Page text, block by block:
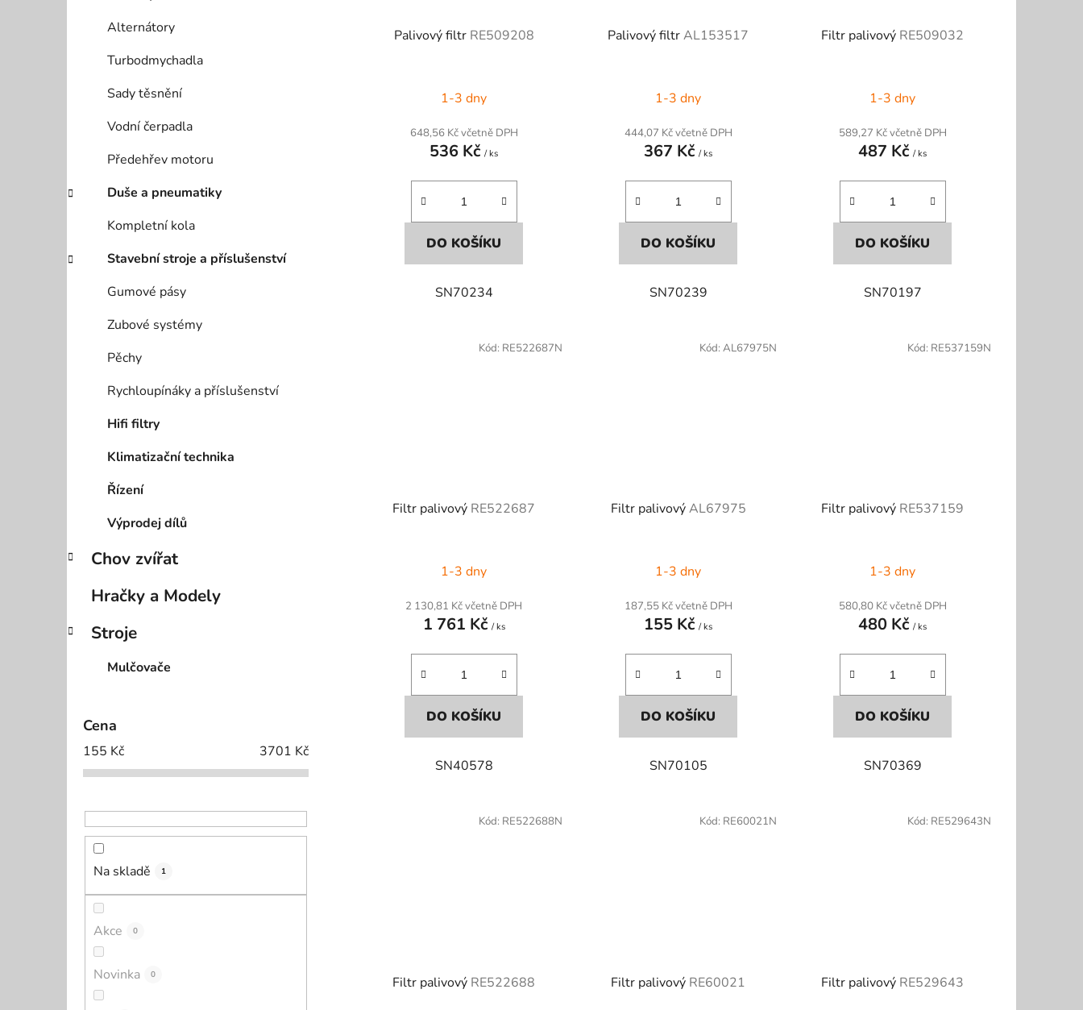
Alternátory
Turbodmychadla
Sady těsnění
Vodní čerpadla
Předehřev motoru
Duše a pneumatiky
Kompletní kola
Stavební stroje a příslušenství
Gumové pásy
Zubové systémy
Pěchy
Rychloupínáky a příslušenství
Hifi filtry
Klimatizační technika
Řízení
Výprodej dílů
Chov zvířat
Hračky a Modely
Stroje
Mulčovače
Cena
155 Kč 3701 Kč
Na skladě 1
Akce 0
Novinka 0
Palivový filtr RE509208
1-3 dny
648,56 Kč včetně DPH
536 Kč/ ks
DO KOŠÍKU
SN70234
Palivový filtrAL153517
1-3 dny
444,07 Kč včetně DPH
367 Kč/ ks
DO KOŠÍKU
SN70239
Filtr palivový RE509032
1-3 dny
589,27 Kč včetně DPH
487 Kč/ ks
DO KOŠÍKU
SN70197
Filtr palivový RE522687
1-3 dny
2 130,81 Kč včetně DPH
1 761 Kč / ks
DO KOŠÍKU
SN40578
Kód: RE522687N
Filtr palivovýAL67975
1-3 dny
187,55 Kč včetně DPH
155 Kč/ ks
DO KOŠÍKU
SN70105
Kód: AL67975N
Filtr palivový RE537159
1-3 dny
580,80 Kč včetně DPH
480 Kč/ ks
DO KOŠÍKU
SN70369
Kód: RE537159N
Filtr palivový RE522688
Kód: RE522688N
Filtr palivový RE60021
Kód: RE60021N
Filtr palivový RE529643
Kód: RE529643N